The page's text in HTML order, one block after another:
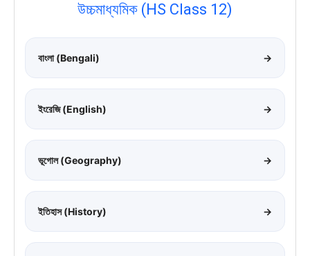
উচ্চমাধ্যমিক (HS Class 12)
বাংলা (Bengali) →
ইংরেজি (English) →
ভূগোল (Geography) →
ইতিহাস (History) →